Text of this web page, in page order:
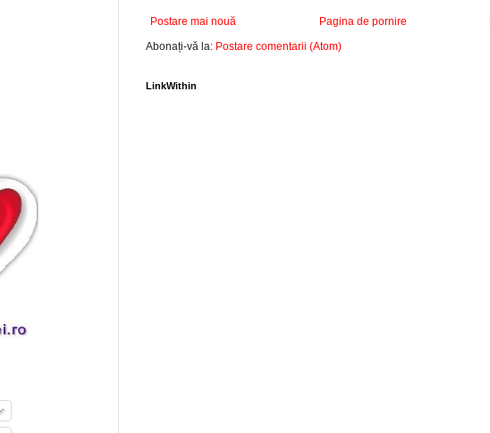
Postare mai nouă
Pagina de pornire
Abonați-vă la: Postare comentarii (Atom)
LinkWithin